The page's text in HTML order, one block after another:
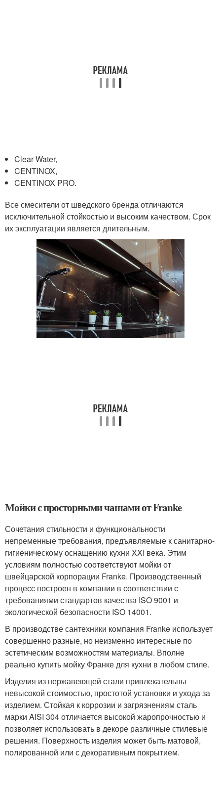
Clear Water,
CENTINOX,
CENTINOX PRO.
Все смесители от шведского бренда отличаются
исключительной стойкостью и высоким качеством. Срок
их эксплуатации является длительным.
Мойки с просторными чашами от Franke
Сочетания стильности и функциональности
непременные требования, предъявляемые к санитарно-
гигиеническому оснащению кухни XXI века. Этим
условиям полностью соответствуют мойки от
швейцарской корпорации Franke. Производственный
процесс построен в компании в соответствии с
требованиями стандартов качества ISO 9001 и
экологической безопасности ISO 14001.
В производстве сантехники компания Franke использует
совершенно разные, но неизменно интересные по
эстетическим возможностям материалы. Вполне
реально купить мойку Франке для кухни в любом стиле.
Изделия из нержавеющей стали привлекательны
невысокой стоимостью, простотой установки и ухода за
изделием. Стойкая к коррозии и загрязнениям сталь
марки AISI 304 отличается высокой жаропрочностью и
позволяет использовать в декоре различные стилевые
решения. Поверхность изделия может быть матовой,
полированной или с декоративным покрытием.